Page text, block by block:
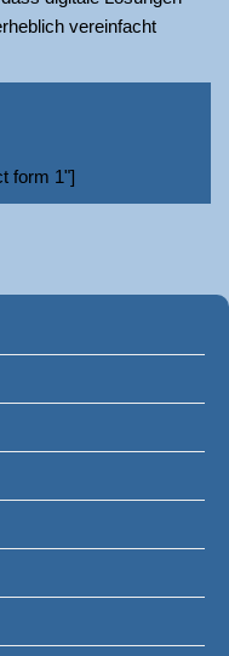
vereinfacht
form 1"]